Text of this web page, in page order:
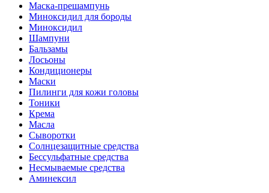
Маска-прешампунь
Миноксидил для бороды
Миноксидил
Шампуни
Бальзамы
Лосьоны
Кондиционеры
Маски
Пилинги для кожи головы
Тоники
Крема
Масла
Сыворотки
Солнцезащитные средства
Бессульфатные средства
Несмываемые средства
Аминексил